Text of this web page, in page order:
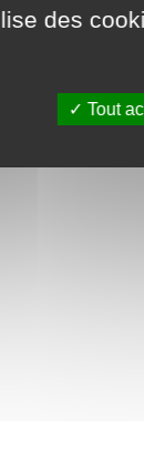
des
Tout